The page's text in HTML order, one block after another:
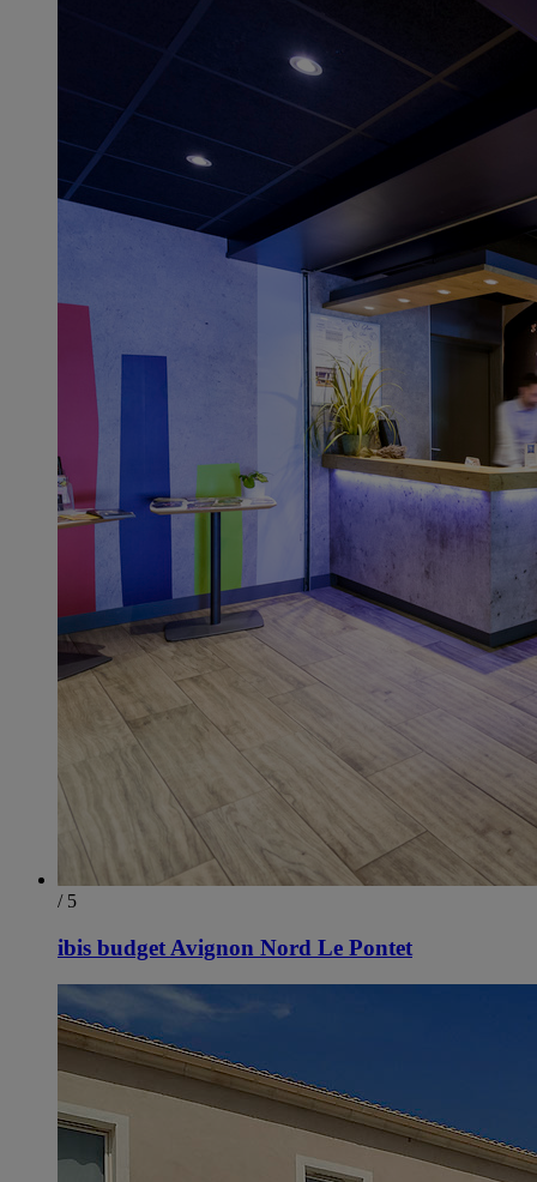
/ 5
ibis budget Avignon Nord Le Pontet